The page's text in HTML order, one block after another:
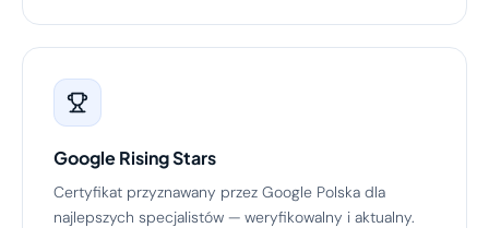
Google Rising Stars
Certyfikat przyznawany przez Google Polska dla
najlepszych specjalistów — weryfikowalny i aktualny.